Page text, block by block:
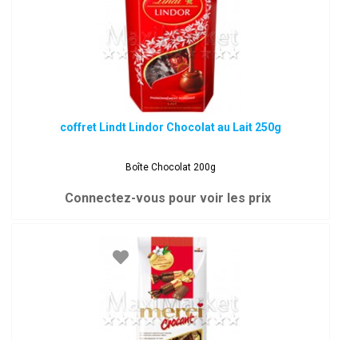
coffret Lindt Lindor Chocolat au Lait 250g
Boîte Chocolat 200g
Connectez-vous pour voir les prix